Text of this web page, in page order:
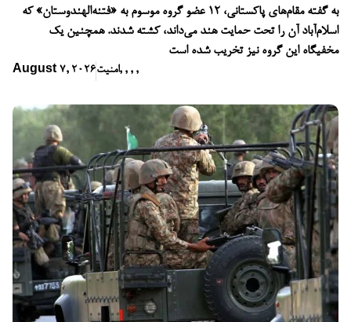
به گفته مقام‌های پاکستانی، ۱۲ عضو گروه موسوم به «فتنه‌الهندوستان» که
اسلام‌آباد آن را تحت حمایت هند می‌داند، کشته شدند. همچنین یک
مخفیگاه این گروه نیز تخریب شده است
August 7, 2026امنیت, , , ,